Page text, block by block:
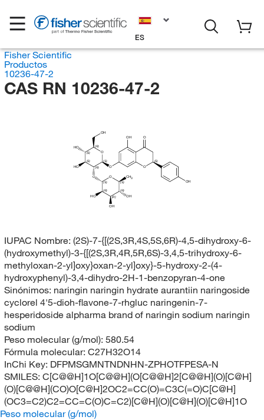
ES
Fisher Scientific
Productos
10236-47-2
CAS RN 10236-47-2
CH3
(S)
O
(S)
O
(R)
(S)
HO
(S)
HO (R)
OH
O
(S)
O
OH O
(S)
O
OH
(R)
HO (R)
OH
(R)
OH
IUPAC Nombre: (2S)-7-{[(2S,3R,4S,5S,6R)-4,5-dihydroxy-6-
(hydroxymethyl)-3-{[(2S,3R,4R,5R,6S)-3,4,5-trihydroxy-6-
methyloxan-2-yl]oxy}oxan-2-yl]oxy}-5-hydroxy-2-(4-
hydroxyphenyl)-3,4-dihydro-2H-1-benzopyran-4-one
Sinónimos: naringin naringin hydrate aurantiin naringoside
cyclorel 4'5-dioh-flavone-7-rhgluc naringenin-7-
hesperidoside alpharma brand of naringin sodium naringin
sodium
Peso molecular (g/mol): 580.54
Fórmula molecular: C27H32O14
InChi Key: DFPMSGMNTNDNHN-ZPHOTFPESA-N
SMILES: C[C@@H]1O[C@@H](O[C@@H]2[C@@H](O)[C@H]
(O)[C@@H](CO)O[C@H]2OC2=CC(O)=C3C(=O)C[C@H]
(OC3=C2)C2=CC=C(O)C=C2)[C@H](O)[C@H](O)[C@H]1O
Peso molecular (g/mol)